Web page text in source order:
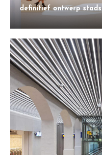
definitief ontwerp